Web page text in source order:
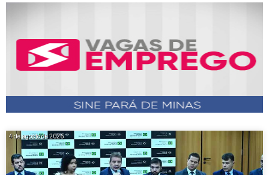
4 de agosto de 2026